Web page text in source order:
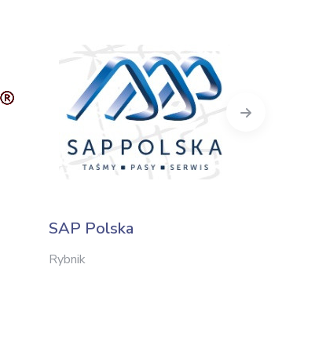
SAP Polska
Rybnik